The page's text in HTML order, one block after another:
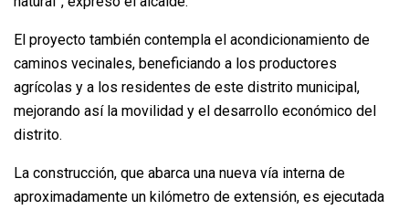
El proyecto también contempla el acondicionamiento de
caminos vecinales, beneficiando a los productores
agrícolas y a los residentes de este distrito municipal,
mejorando así la movilidad y el desarrollo económico del
distrito.
La construcción, que abarca una nueva vía interna de
aproximadamente un kilómetro de extensión, es ejecutada